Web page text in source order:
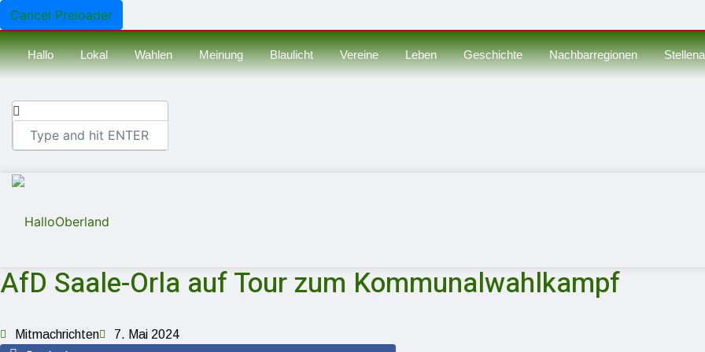
Cancel Preloader
Hallo Lokal Wahlen Meinung Blaulicht Vereine Leben Geschichte Nachbarregionen
AfD Saale-Orla auf Tour zum Kommunalwahlkampf
Mitmachrichten 7. Mai 2024